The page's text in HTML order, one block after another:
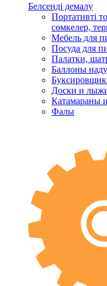
Белсенді демалу
Портативті
сөмкелер,
Мебель для
Посуда для
Палатки,
Баллоны
Доски и
Катамараны
Фалы